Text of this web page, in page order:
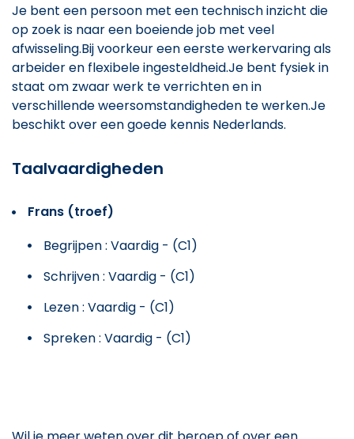
Je bent een persoon met een technisch inzicht die
op zoek is naar een boeiende job met veel
afwisseling.Bij voorkeur een eerste werkervaring als
arbeider en flexibele ingesteldheid.Je bent fysiek in
staat om zwaar werk te verrichten en in
verschillende weersomstandigheden te werken.Je
beschikt over een goede kennis Nederlands.
Taalvaardigheden
Frans (troef)
Begrijpen : Vaardig - (C1)
Schrijven : Vaardig - (C1)
Lezen : Vaardig - (C1)
Spreken : Vaardig - (C1)